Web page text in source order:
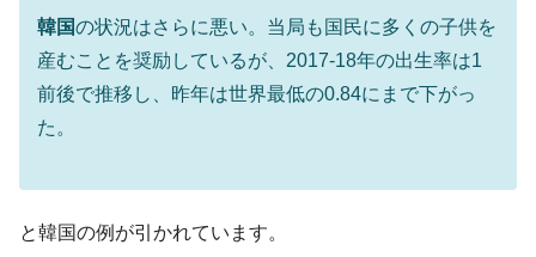
『Money1』
【米韓激突案件】韓国消費者院が『クーパ
ン』1人当たり賠償10万ウォンを認定 ⇒ 総額3兆7,000億
『Money1』 韓国で猛暑。南東部では干ばつ
『Money1』
に韓国がいっちょがみしたのでは。
韓国の状況はさらに悪い。当局も国民に多くの子供を
産むことを奨励しているが、2017-18年の出生率は1
前後で推移し、昨年は世界最低の0.84にまで下がっ
た。
と韓国の例が引かれています。